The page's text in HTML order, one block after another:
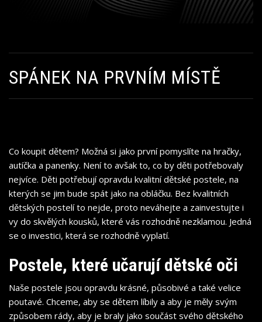
SPÁNEK NA PRVNÍM MÍSTĚ
Co koupit dětem? Možná si jako první pomyslíte na hračky,
autíčka a panenky. Není to avšak to, co by děti potřebovaly
nejvíce. Děti potřebují opravdu kvalitní dětské postele, na
kterých se jim bude spát jako na obláčku. Bez kvalitních
dětských postelíto nejde, proto neváhejte a zainvestujte i
vy do skvělých kousků, které vás rozhodně nezklamou. Jedná
se o investici, která se rozhodně vyplatí.
Postele, které učarují dětské oči
Naše postele jsou opravdu krásné, působivé a také velice
poutavé. Chceme, aby se dětem líbily a aby je měly svým
způsobem rády, aby je braly jako součást svého dětského